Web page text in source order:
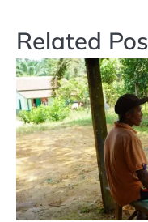
Related